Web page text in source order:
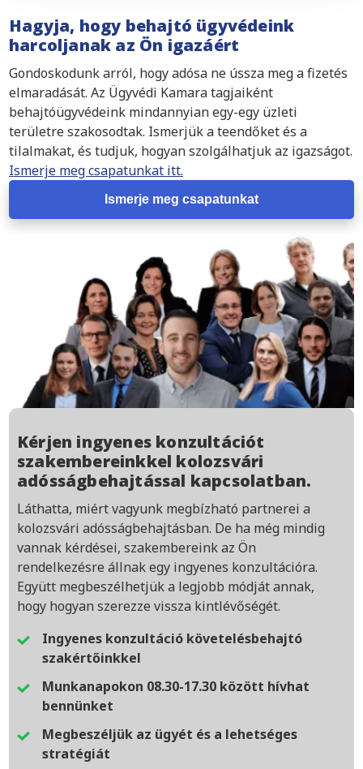
Hagyja, hogy behajtó ügyvédeink
harcoljanak az Ön igazáért
Gondoskodunk arról, hogy adósa ne ússza meg a fizetés
elmaradását. Az Ügyvédi Kamara tagjaiként
behajtóügyvédeink mindannyian egy-egy üzleti
területre szakosodtak. Ismerjük a teendőket és a
tilalmakat, és tudjuk, hogyan szolgálhatjuk az igazságot.
Ismerje meg csapatunkat itt.
Ismerje meg csapatunkat
Kérjen ingyenes konzultációt
szakembereinkkel kolozsvári
adósságbehajtással kapcsolatban.
Láthatta, miért vagyunk megbízható partnerei a
kolozsvári adósságbehajtásban. De ha még mindig
vannak kérdései, szakembereink az Ön
rendelkezésre állnak egy ingyenes konzultációra.
Együtt megbeszélhetjük a legjobb módját annak,
hogy hogyan szerezze vissza kintlévőségét.
Ingyenes konzultáció követelésbehajtó
szakértőinkkel
Munkanapokon 08.30-17.30 között hívhat
bennünket
Megbeszéljük az ügyét és a lehetséges
stratégiát